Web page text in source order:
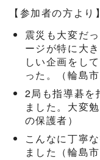
【参加者の方より
震災も大変だ
ージが特に大
しい企画をし
った。（輪島
2局も指導碁を
ました。大変
の保護者）
こんなに丁寧
ました（輪島